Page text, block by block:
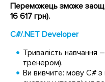
Переможець зможе
16 617 грн).
C#/.NET Developer
Тривалість навчання
тренером).
Ви вивчите: мову C# з